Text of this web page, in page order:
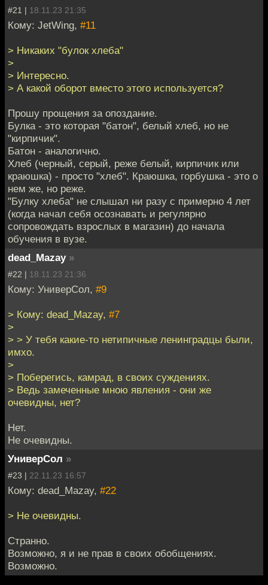
#21 | 18.11.23 21:35
Кому: JetWing, #11
> Никаких "булок хлеба"
>
> Интересно.
> А какой оборот вместо этого используется?
Прошу прощения за опоздание.
Булка - это которая "батон", белый хлеб, но не
"кирпичик".
Батон - аналогично.
Хлеб (черный, серый, реже белый, кирпичик или
краюшка) - просто "хлеб". Краюшка, горбушка - это о
нем же, но реже.
"Булку хлеба" не слышал ни разу с примерно 4 лет
(когда начал себя осознавать и регулярно
сопровождать взрослых в магазин) до начала
обучения в вузе.
dead_Mazay »
#22 | 18.11.23 21:36
Кому: УниверСол, #9
> Кому: dead_Mazay, #7
>
> > У тебя какие-то нетипичные ленинградцы были,
имхо.
>
> Поберегись, камрад, в своих суждениях.
> Ведь замеченные мною явления - они же
очевидны, нет?
Нет.
Не очевидны.
УниверСол »
#23 | 22.11.23 16:57
Кому: dead_Mazay, #22
> Не очевидны.
Странно.
Возможно, я и не прав в своих обобщениях.
Возможно.